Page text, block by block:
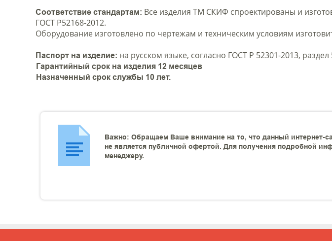
Соответствие стандартам: Все изделия ТМ СКИФ спроектированы и
ГОСТ Р52168-2012.
Оборудование изготовлено по чертежам и техническим условиям
Паспорт на изделие: на русском языке, согласно ГОСТ Р 52301-2013, раздел
Гарантийный срок на изделия 12 месяцев
Назначенный срок службы 10 лет.
Важно: Обращаем Ваше внимание на то, что данный интернет-
не является публичной офертой. Для получения подробной
менеджеру.